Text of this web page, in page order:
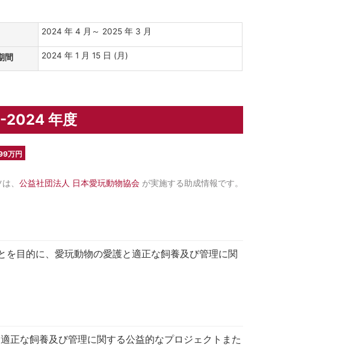
2024 年 4 月～ 2025 年 3 月
間 2024 年 1 月 15 日 (月)
-2024 年度
万円
、 公益社団法人 日本愛玩動物協会が実施する助成情報です。
目的に、愛玩動物の愛護と適正な飼養及び管理に関
な飼養及び管理に関する公益的なプロジェクトまた